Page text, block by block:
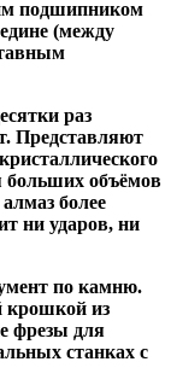
подшипником
(между
раз
Представляют
больших объёмов
более
ни ударов, ни
по камню.
крошкой из
фрезы для
станках с